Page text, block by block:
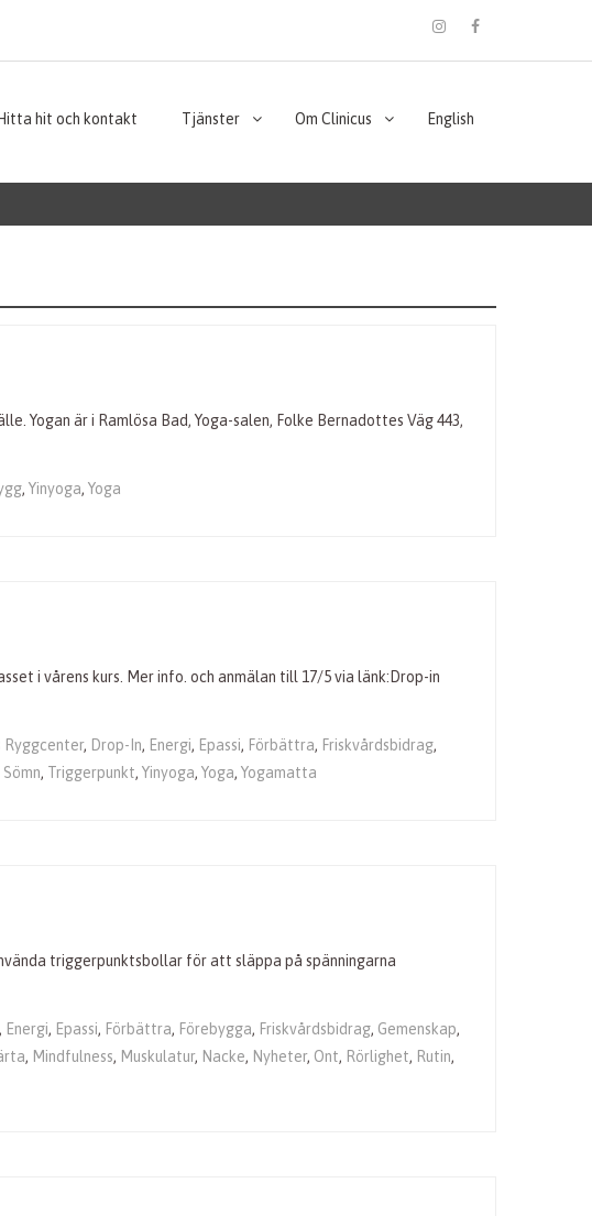
Hitta hit och kontakt Tjänster Om Clinicus English
Yogan är i Ramlösa Bad, Yoga-salen, Folke Bernadottes Väg 443,
, Yinyoga, Yoga
i vårens kurs. Mer info. och anmälan till 17/5 via länk:Drop-in
Ryggcenter, Drop-In, Energi, Epassi, Förbättra, Friskvårdsbidrag,
Sömn, Triggerpunkt, Yinyoga, Yoga, Yogamatta
triggerpunktsbollar för att släppa på spänningarna
, Energi, Epassi, Förbättra, Förebygga, Friskvårdsbidrag, Gemenskap,
, Mindfulness, Muskulatur, Nacke, Nyheter, Ont, Rörlighet, Rutin,